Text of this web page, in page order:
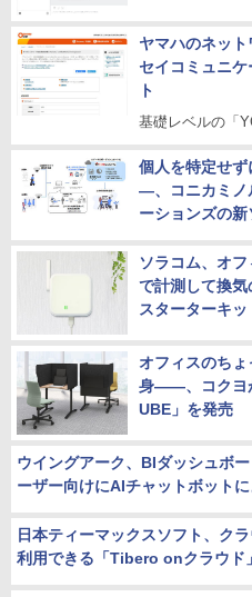
ヤマハのネッ
セイコミュニ
ト
基礎レベルの「
個人を特定せ
―、コニカミノ
ーションズの
ソラコム、オ
で計測して換
スターターキ
オフィスのち
身――、コクヨ
UBE」を発売
ウイングアーク、BIダッシュボ
ーザー向けにAIチャットボット
日本ティーマックスソフト、ク
利用できる「Tibero onクラウド